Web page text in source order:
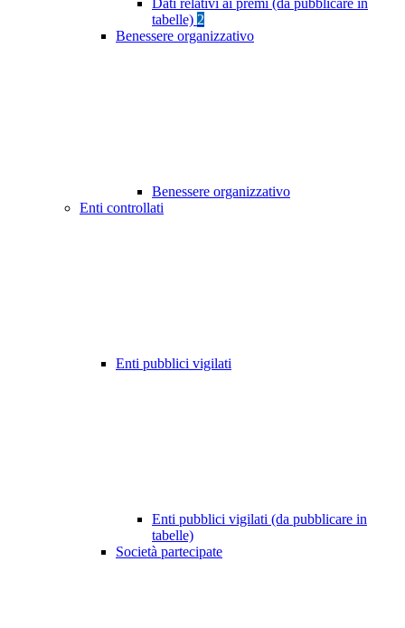
Dati relativi ai premi (da pubblicare in
tabelle) 2
Benessere organizzativo
Benessere organizzativo
Enti controllati
Enti pubblici vigilati
Enti pubblici vigilati (da pubblicare in
tabelle)
Società partecipate